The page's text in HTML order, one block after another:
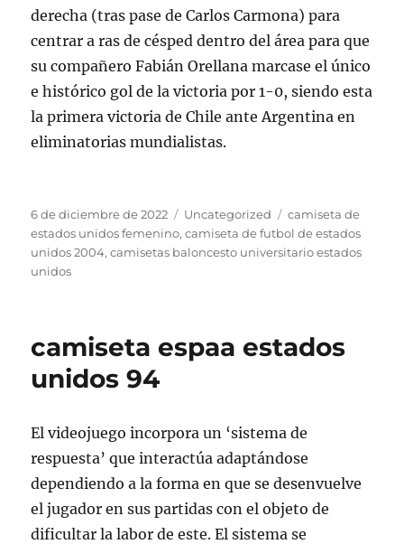
derecha (tras pase de Carlos Carmona) para
centrar a ras de césped dentro del área para que
su compañero Fabián Orellana marcase el único
e histórico gol de la victoria por 1-0, siendo esta
la primera victoria de Chile ante Argentina en
eliminatorias mundialistas.
Publicado
el
6 de diciembre de 2022 Categorías
Uncategorized Etiquetas
camiseta de
estados unidos femenino,camiseta de futbol de estados
unidos 2004,camisetas baloncesto universitario estados
unidos
camiseta espaa estados
unidos 94
El videojuego incorpora un ‘sistema de
respuesta’ que interactúa adaptándose
dependiendo a la forma en que se desenvuelve
el jugador en sus partidas con el objeto de
dificultar la labor de este. El sistema se